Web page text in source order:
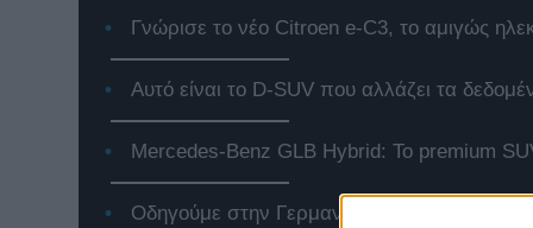
Γνώρισε το νέο Citroen e-C3, το αμιγώς
Αυτό είναι το D-SUV που αλλάζει τα
Mercedes-Benz GLB Hybrid: Το premium
Οδηγούμε στην Γερμανία το Jeep Compass